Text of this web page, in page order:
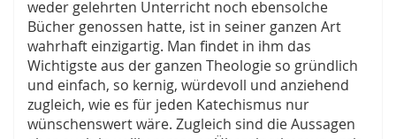
weder gelehrten Unterricht noch ebensolche
Bücher genossen hatte, ist in seiner ganzen Art
wahrhaft einzigartig. Man findet in ihm das
Wichtigste aus der ganzen Theologie so gründlich
und einfach, so kernig, würde­voll und anziehend
zugleich, wie es für jeden Katechismus nur
wünschenswert wäre. Zugleich sind die Aussagen